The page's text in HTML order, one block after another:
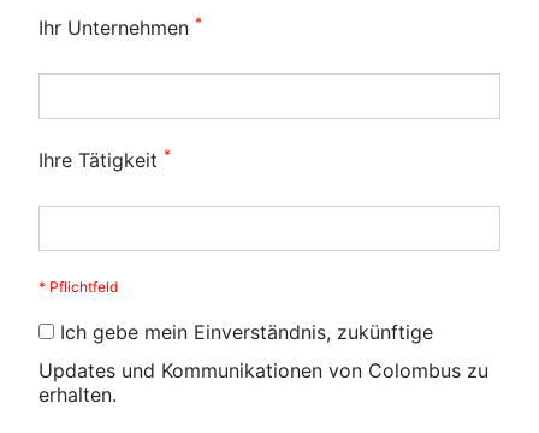
Ihr Unternehmen *
Ihre Tätigkeit *
* Pflichtfeld
Ich gebe mein Einverständnis, zukünftige
Updates und Kommunikationen von Colombus zu
erhalten.